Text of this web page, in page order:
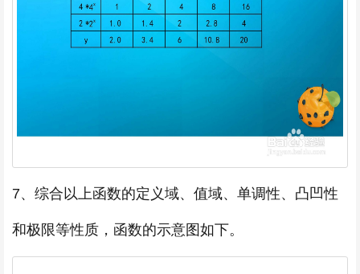
7、综合以上函数的定义域、值域、单调性、凸凹性
和极限等性质，函数的示意图如下。